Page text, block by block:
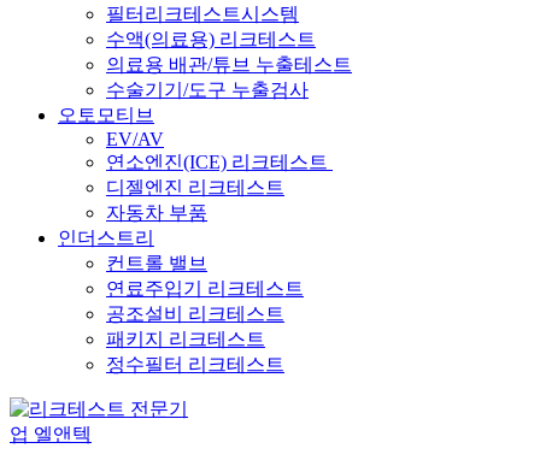
필터리크테스트시스템
수액(의료용) 리크테스트
의료용 배관/튜브 누출테스트
수술기기/도구 누출검사
오토모티브
EV/AV
연소엔진(ICE) 리크테스트
디젤엔진 리크테스트
자동차 부품
인더스트리
컨트롤 밸브
연료주입기 리크테스트
공조설비 리크테스트
패키지 리크테스트
정수필터 리크테스트